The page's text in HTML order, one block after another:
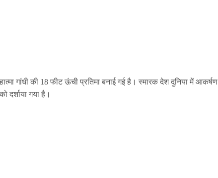
गांधी की 18 फीट ऊंची प्रतिमा बनाई गई है। स्मारक देश दुनिया में आकर्षण
दर्शाया गया है।